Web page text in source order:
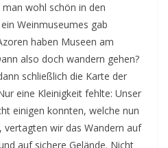
wohl schön in den
Weinmuseumes gab
haben Museen am
also doch wandern gehen?
schließlich die Karte der
eine Kleinigkeit fehlte: Unser
einigen konnten, welche nun
vertagten wir das Wandern auf
auf sichere Gelände. Nicht